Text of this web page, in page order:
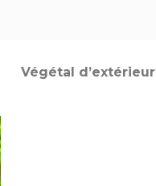
Végétal d’extérieur